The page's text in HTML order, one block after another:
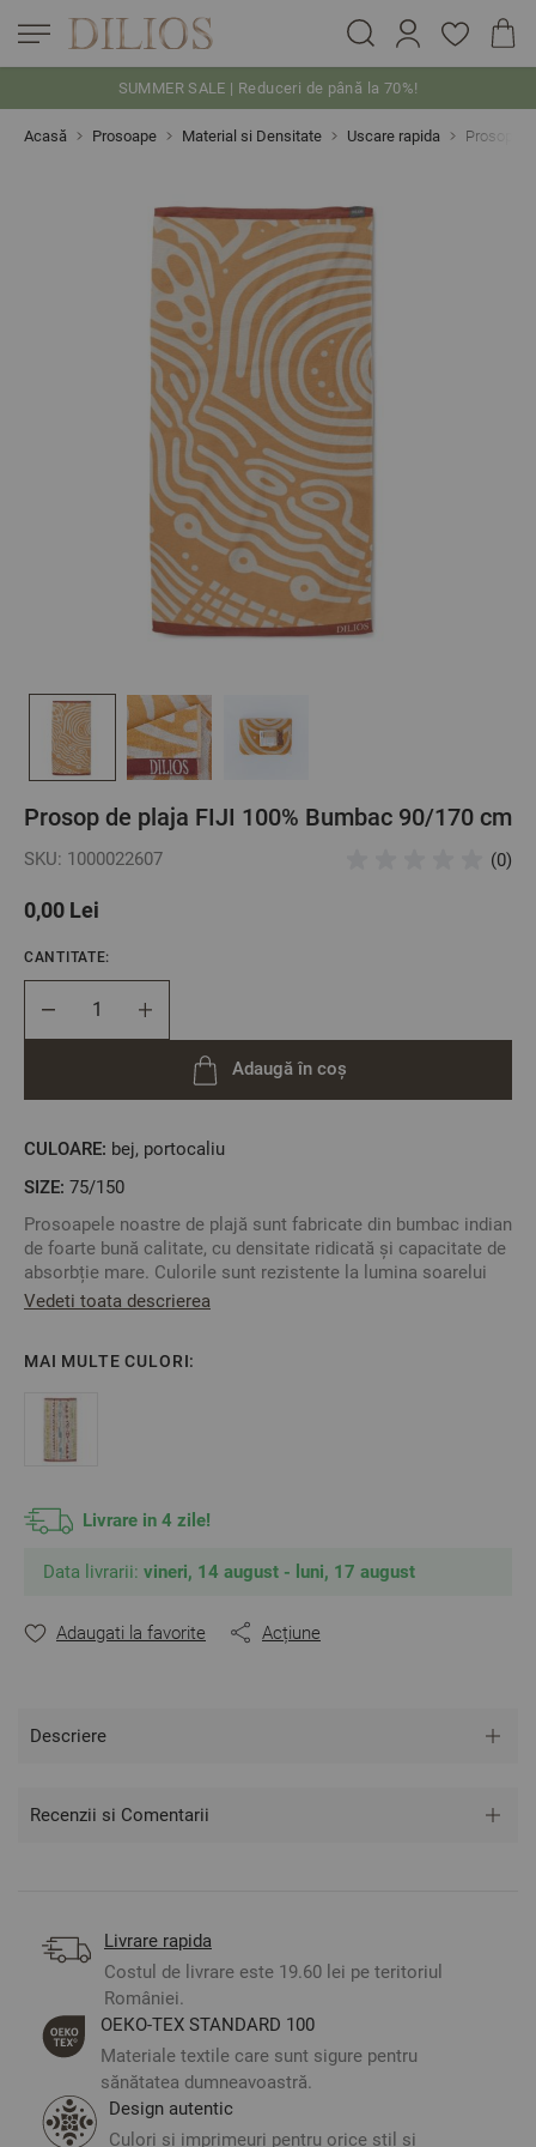
SUMMER SALE | Reduceri de până la 70%!
Acasă Prosoape Material si Densitate Uscare rapida Prosop
Prosop de plaja FIJI 100% Bumbac 90/170 cm
SKU: 1000022607 (0)
0,00 Lei
CULOARE: bej, portocaliu
SIZE: 75/150
Prosoapele noastre de plajă sunt fabricate din bumbac indian
de foarte bună calitate, cu densitate ridicată și capacitate de
absorbție mare. Culorile sunt rezistente la lumina soarelui
ceea ce face sa fie un produs excelent pentru dumneavoastră
Densitate: 400 gr/m
Mărime: 90/170 cm
**Fotografiile sunt orientative. Poate varia ușor culoarea sau
tonalitatea.
Vedeti toata descrierea
MAI MULTE CULORI:
Livrare in 4 zile!
Data livrarii: vineri, 14 august - luni, 17 august
CANTITATE:
Adaugă în coș
Adaugati la favorite Acțiune
Descriere
Recenzii si Comentarii
Livrare rapida
Costul de livrare este 19.60 lei pe teritoriul
României.
ОЕКО-ТЕX STANDARD 100
Materiale textile care sunt sigure pentru
sănătatea dumneavoastră.
Design autentic
Culori și imprimeuri pentru orice stil și